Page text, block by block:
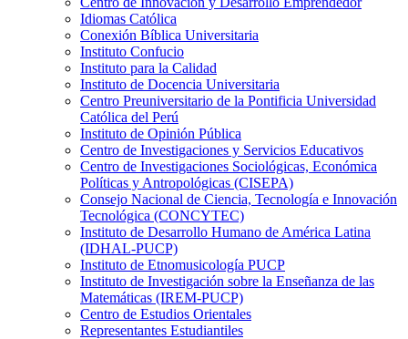
Idiomas Católica
Conexión Bíblica Universitaria
Instituto Confucio
Instituto para la Calidad
Instituto de Docencia Universitaria
Centro Preuniversitario de la Pontificia Universidad
Católica del Perú
Instituto de Opinión Pública
Centro de Investigaciones y Servicios Educativos
Centro de Investigaciones Sociológicas, Económica
Políticas y Antropológicas (CISEPA)
Consejo Nacional de Ciencia, Tecnología e Innovación
Tecnológica (CONCYTEC)
Instituto de Desarrollo Humano de América Latina
(IDHAL-PUCP)
Instituto de Etnomusicología PUCP
Instituto de Investigación sobre la Enseñanza de las
Matemáticas (IREM-PUCP)
Centro de Estudios Orientales
Representantes Estudiantiles